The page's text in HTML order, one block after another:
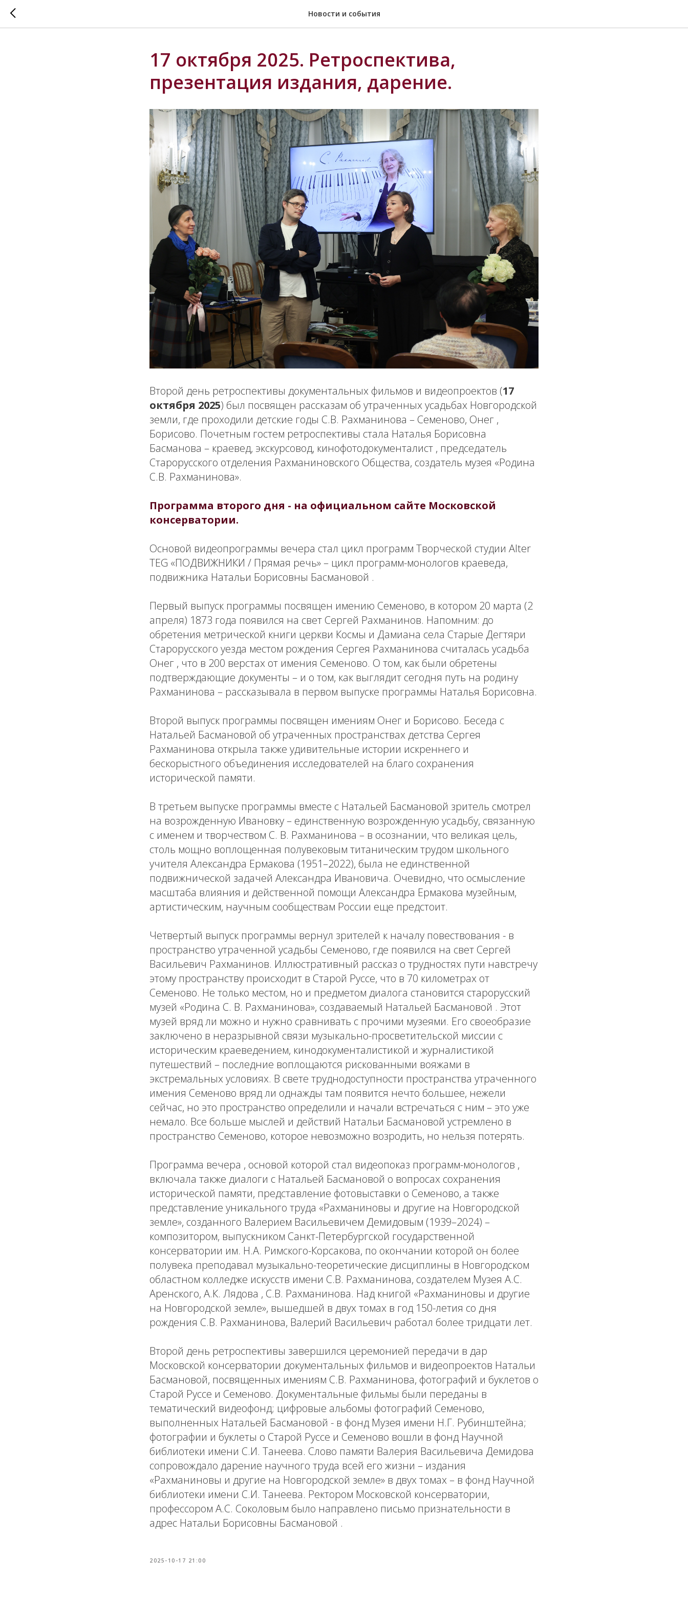
Новости и события
17 октября 2025. Ретроспектива,
презентация издания, дарение.
Второй день ретроспективы документальных фильмов и видеопроектов (17
октября 2025) был посвящен рассказам об утраченных усадьбах Новгородской
земли, где проходили детские годы С.В. Рахманинова – Семеново, Онег ,
Борисово. Почетным гостем ретроспективы стала Наталья Борисовна
Басманова – краевед, экскурсовод, кинофотодокументалист , председатель
Старорусского отделения Рахманиновского Общества, создатель музея «Родина
С.В. Рахманинова».
Программа второго дня - на официальном сайте Московской
консерватории.
Основой видеопрограммы вечера стал цикл программ Творческой студии Alter
TEG «ПОДВИЖНИКИ / Прямая речь» – цикл программ-монологов краеведа,
подвижника Натальи Борисовны Басмановой .
Первый выпуск программы посвящен имению Семеново, в котором 20 марта (2
апреля) 1873 года появился на свет Сергей Рахманинов. Напомним: до
обретения метрической книги церкви Космы и Дамиана села Старые Дегтяри
Старорусского уезда местом рождения Сергея Рахманинова считалась усадьба
Онег , что в 200 верстах от имения Семеново. О том, как были обретены
подтверждающие документы – и о том, как выглядит сегодня путь на родину
Рахманинова – рассказывала в первом выпуске программы Наталья Борисовна.
Второй выпуск программы посвящен имениям Онег и Борисово. Беседа с
Натальей Басмановой об утраченных пространствах детства Сергея
Рахманинова открыла также удивительные истории искреннего и
бескорыстного объединения исследователей на благо сохранения
исторической памяти.
В третьем выпуске программы вместе с Натальей Басмановой зритель смотрел
на возрожденную Ивановку – единственную возрожденную усадьбу, связанную
с именем и творчеством С. В. Рахманинова – в осознании, что великая цель,
столь мощно воплощенная полувековым титаническим трудом школьного
учителя Александра Ермакова (1951–2022), была не единственной
подвижнической задачей Александра Ивановича. Очевидно, что осмысление
масштаба влияния и действенной помощи Александра Ермакова музейным,
артистическим, научным сообществам России еще предстоит.
Четвертый выпуск программы вернул зрителей к началу повествования - в
пространство утраченной усадьбы Семеново, где появился на свет Сергей
Васильевич Рахманинов. Иллюстративный рассказ о трудностях пути навстречу
этому пространству происходит в Старой Руссе, что в 70 километрах от
Семеново. Не только местом, но и предметом диалога становится старорусский
музей «Родина С. В. Рахманинова», создаваемый Натальей Басмановой . Этот
музей вряд ли можно и нужно сравнивать с прочими музеями. Его своеобразие
заключено в неразрывной связи музыкально-просветительской миссии с
историческим краеведением, кинодокументалистикой и журналистикой
путешествий – последние воплощаются рискованными вояжами в
экстремальных условиях. В свете труднодоступности пространства утраченного
имения Семеново вряд ли однажды там появится нечто большее, нежели
сейчас, но это пространство определили и начали встречаться с ним – это уже
немало. Все больше мыслей и действий Натальи Басмановой устремлено в
пространство Семеново, которое невозможно возродить, но нельзя потерять.
Программа вечера , основой которой стал видеопоказ программ-монологов ,
включала также диалоги с Натальей Басмановой о вопросах сохранения
исторической памяти, представление фотовыставки о Семеново, а также
представление уникального труда «Рахманиновы и другие на Новгородской
земле», созданного Валерием Васильевичем Демидовым (1939–2024) –
композитором, выпускником Санкт-Петербургской государственной
консерватории им. Н.А. Римского-Корсакова, по окончании которой он более
полувека преподавал музыкально-теоретические дисциплины в Новгородском
областном колледже искусств имени С.В. Рахманинова, создателем Музея А.С.
Аренского, А.К. Лядова , С.В. Рахманинова. Над книгой «Рахманиновы и другие
на Новгородской земле», вышедшей в двух томах в год 150-летия со дня
рождения С.В. Рахманинова, Валерий Васильевич работал более тридцати лет.
Второй день ретроспективы завершился церемонией передачи в дар
Московской консерватории документальных фильмов и видеопроектов Натальи
Басмановой, посвященных имениям С.В. Рахманинова, фотографий и буклетов о
Старой Руссе и Семеново. Документальные фильмы были переданы в
тематический видеофонд; цифровые альбомы фотографий Семеново,
выполненныx Натальей Басмановой - в фонд Музея имени Н.Г. Рубинштейна;
фотографии и буклеты о Старой Руссе и Семеново вошли в фонд Научной
библиотеки имени С.И. Танеева. Слово памяти Валерия Васильевича Демидова
сопровождало дарение научного труда всей его жизни – издания
«Рахманиновы и другие на Новгородской земле» в двух томах – в фонд Научной
библиотеки имени С.И. Танеева. Ректором Московской консерватории,
профессором А.С. Соколовым было направлено письмо признательности в
адрес Натальи Борисовны Басмановой .
2025-10-17 21:00